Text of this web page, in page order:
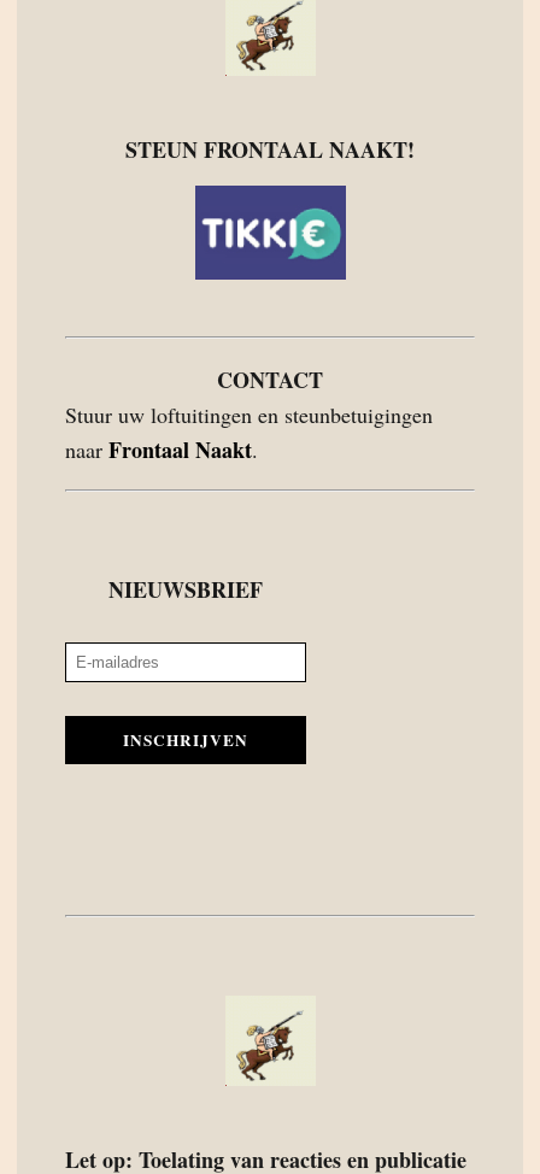
STEUN FRONTAAL NAAKT!
CONTACT
Stuur uw loftuitingen en steunbetuigingen
naar Frontaal Naakt.
NIEUWSBRIEF
INSCHRIJVEN
Let op: Toelating van reacties en publicatie